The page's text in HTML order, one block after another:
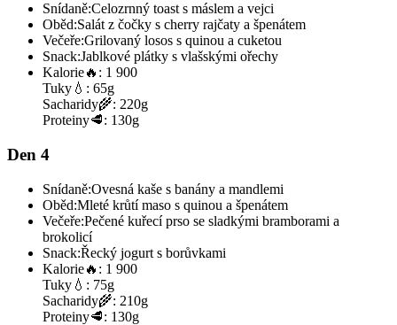
Snídaně:Celozrnný toast s máslem a vejci
Oběd:Salát z čočky s cherry rajčaty a špenátem
Večeře:Grilovaný losos s quinou a cuketou
Snack:Jablkové plátky s vlašskými ořechy
Kalorie🔥: 1 900
Tuky 💧: 65g
Sacharidy🌾: 220g
Proteiny🥩: 130g
Den 4
Snídaně:Ovesná kaše s banány a mandlemi
Oběd:Mleté krůtí maso s quinou a špenátem
Večeře:Pečené kuřecí prso se sladkými bramborami a
brokolicí
Snack:Řecký jogurt s borůvkami
Kalorie🔥: 1 900
Tuky 💧: 75g
Sacharidy🌾: 210g
Proteiny🥩: 130g